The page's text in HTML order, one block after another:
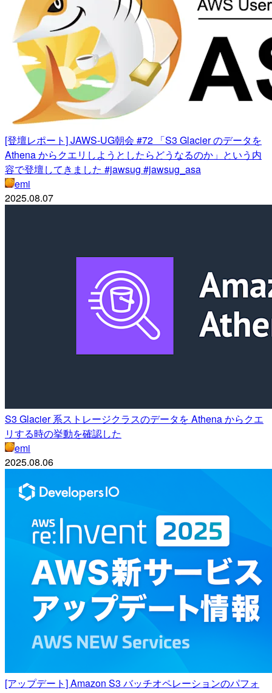
[登壇レポート] JAWS-UG朝会 #72 「S3 Glacier のデータを
Athena からクエリしようとしたらどうなるのか」という内
容で登壇してきました #jawsug #jawsug_asa
emi
2025.08.07
S3 Glacier 系ストレージクラスのデータを Athena からクエ
リする時の挙動を確認した
emi
2025.08.06
[アップデート] Amazon S3 バッチオペレーションのパフォ